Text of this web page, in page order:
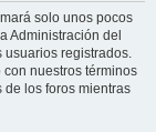
solo unos pocos
Administración del
registrados.
nuestros términos
los foros mientras